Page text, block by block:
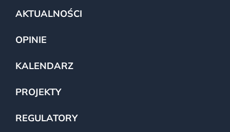
AKTUALNOŚCI
OPINIE
KALENDARZ
PROJEKTY
REGULATORY